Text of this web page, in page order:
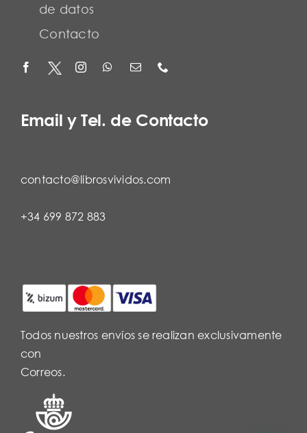
de datos
Contacto
Email y Tel. de Contacto
contacto@librosvividos.com
+34 699 872 883
Todos nuestros envíos se realizan exclusivamente
con
Correos.